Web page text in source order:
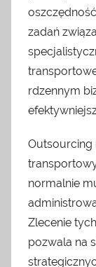
zadań
rdzennym
Outsourcing
normalnie
Zlecenie
pozwala na